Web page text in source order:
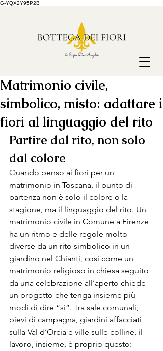
G-YQX2Y95P2B
Matrimonio civile,
simbolico, misto: adattare i
fiori al linguaggio del rito
Partire dal rito, non solo
dal colore
Quando penso ai fiori per un
matrimonio in Toscana, il punto di
partenza non è solo il colore o la
stagione, ma il linguaggio del rito. Un
matrimonio civile in Comune a Firenze
ha un ritmo e delle regole molto
diverse da un rito simbolico in un
giardino nel Chianti, così come un
matrimonio religioso in chiesa seguito
da una celebrazione all’aperto chiede
un progetto che tenga insieme più
modi di dire “sì”. Tra sale comunali,
pievi di campagna, giardini affacciati
sulla Val d’Orcia e ville sulle colline, il
lavoro, insieme, è proprio questo: